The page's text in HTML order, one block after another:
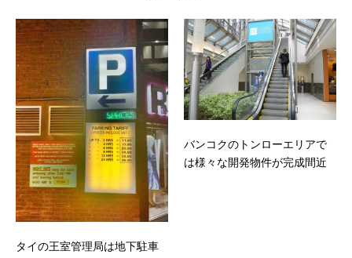
タイの王室管理局は地下駐車
バンコクのトンローエリアで
は様々な開発物件が完成間近